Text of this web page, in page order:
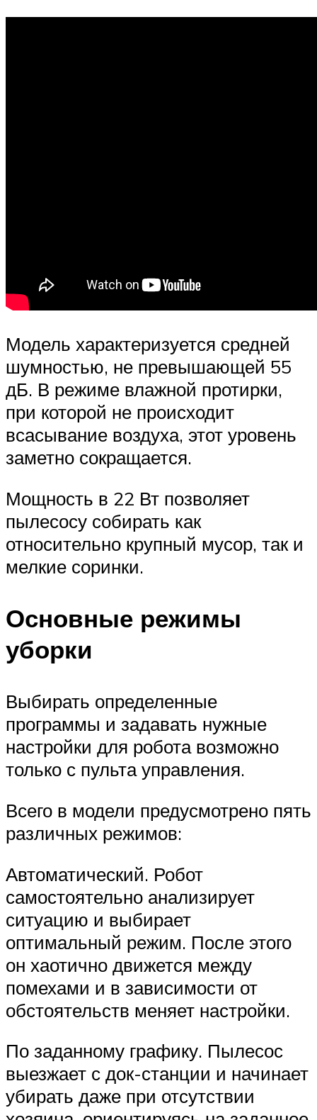
Модель характеризуется средней
шумностью, не превышающей 55
дБ. В режиме влажной протирки,
при которой не происходит
всасывание воздуха, этот уровень
заметно сокращается.
Мощность в 22 Вт позволяет
пылесосу собирать как
относительно крупный мусор, так и
мелкие соринки.
Основные режимы
уборки
Выбирать определенные
программы и задавать нужные
настройки для робота возможно
только с пульта управления.
Всего в модели предусмотрено пять
различных режимов:
Автоматический. Робот
самостоятельно анализирует
ситуацию и выбирает
оптимальный режим. После этого
он хаотично движется между
помехами и в зависимости от
обстоятельств меняет настройки.
По заданному графику. Пылесос
выезжает с док-станции и начинает
убирать даже при отсутствии